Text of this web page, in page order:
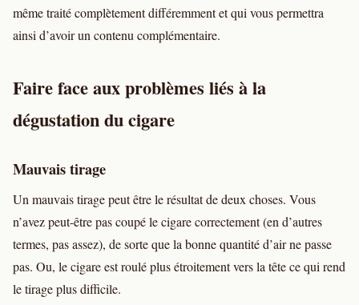
même traité complètement différemment et qui vous permettra
ainsi d’avoir un contenu complémentaire.
Faire face aux problèmes liés à la
dégustation du cigare
Mauvais tirage
Un mauvais tirage peut être le résultat de deux choses. Vous
n’avez peut-être pas coupé le cigare correctement (en d’autres
termes, pas assez), de sorte que la bonne quantité d’air ne passe
pas. Ou, le cigare est roulé plus étroitement vers la tête ce qui rend
le tirage plus difficile.